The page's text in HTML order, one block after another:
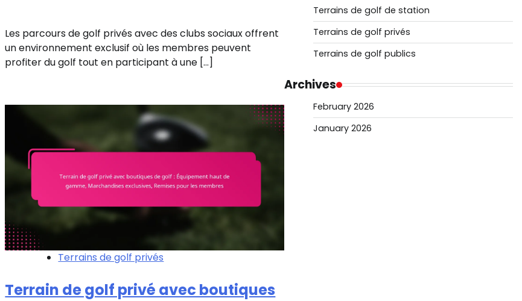
Les parcours de golf privés avec des clubs sociaux offrent
un environnement exclusif où les membres peuvent
profiter du golf tout en participant à une […]
Terrains de golf privés
Terrain de golf privé avec boutiques
Terrains de golf de station
Terrains de golf privés
Terrains de golf publics
Archives
February 2026
January 2026